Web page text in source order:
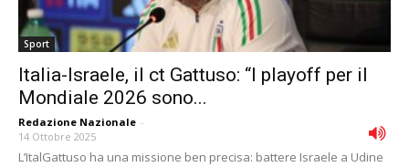
Sport
Italia-Israele, il ct Gattuso: “I playoff per il
Mondiale 2026 sono...
Redazione Nazionale -
14 Ottobre 2025
L’ItalGattuso ha una missione ben precisa: battere Israele a Udine